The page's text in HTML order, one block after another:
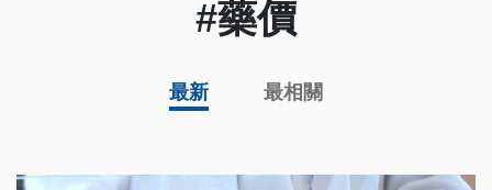
#藥價
最新 最相關